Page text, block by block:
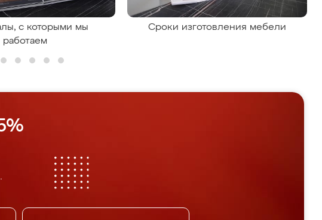
с которыми мы
работаем
Сроки изготовления мебели